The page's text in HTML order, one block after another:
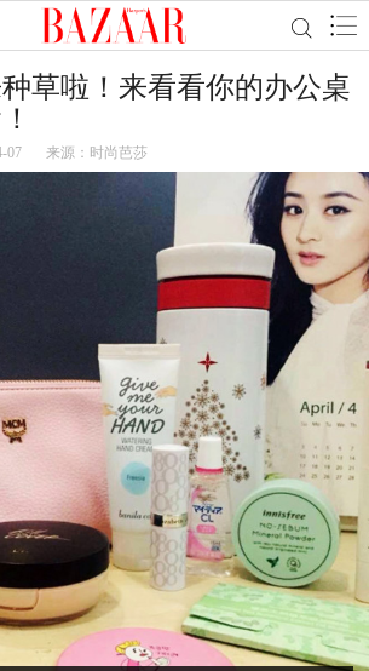
草啦！来看看你的办公桌
07 来源：时尚芭莎